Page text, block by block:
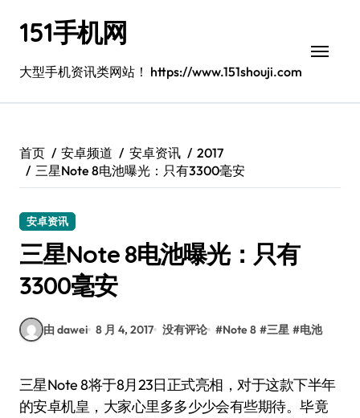
151手机网
大型手机资讯类网站！ https://www.151shouji.com
首页 安卓频道 安卓资讯
2017
三星Note 8电池曝光：只有3300毫安
安卓资讯
三星Note 8电池曝光：只有
3300毫安
由 dawei 8 月 4, 2017 没有评论 #Note 8 #三星 #电池
三星Note 8将于8月23日正式亮相，对于这款下半年
的安卓机皇，大家心里多多少少会有些期待。毕竟